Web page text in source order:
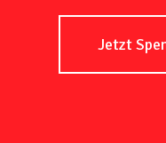
Jetzt